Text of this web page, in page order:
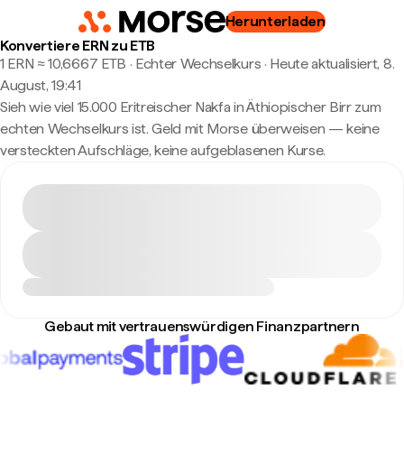
Herunterladen
Konvertiere ERN zu ETB
1 ERN ≈ 10,6667 ETB · Echter Wechselkurs · Heute aktualisiert, 8.
August, 19:41
Sieh wie viel 15.000 Eritreischer Nakfa in Äthiopischer Birr zum
echten Wechselkurs ist. Geld mit Morse überweisen — keine
versteckten Aufschläge, keine aufgeblasenen Kurse.
Gebaut mit vertrauenswürdigen Finanzpartnern